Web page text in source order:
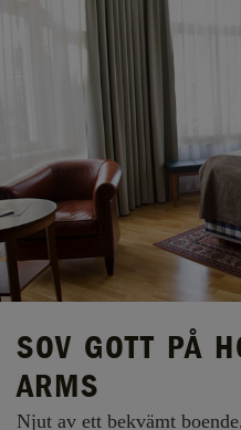
SOV GOTT PÅ
ARMS
Njut av ett bekvämt